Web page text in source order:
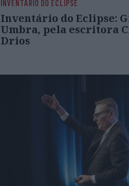
INVENTÁRIO DO ECLIPSE
Inventário do Eclipse:
Umbra, pela escritora
Drios